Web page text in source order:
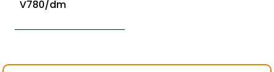
V780/dm